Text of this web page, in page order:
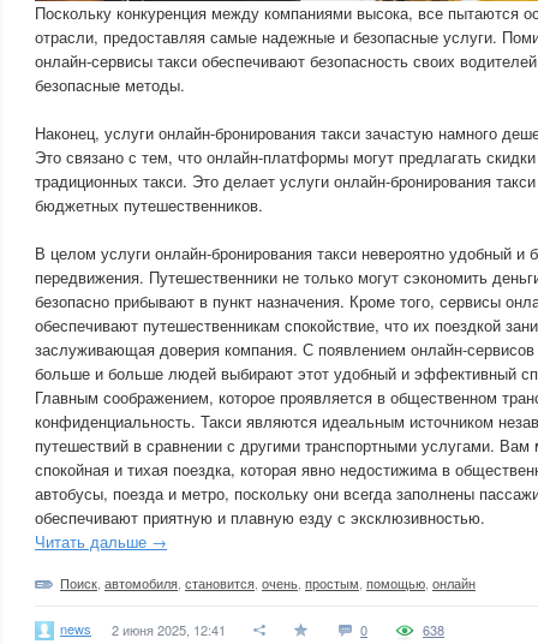
Поскольку конкуренция между компаниями высока, все пытаются
отрасли, предоставляя самые надежные и безопасные услуги.
онлайн-сервисы такси обеспечивают безопасность своих
безопасные методы.
Наконец, услуги онлайн-бронирования такси зачастую намного
Это связано с тем, что онлайн-платформы могут предлагать
традиционных такси. Это делает услуги онлайн-бронирования
бюджетных путешественников.
В целом услуги онлайн-бронирования такси невероятно удобный и
передвижения. Путешественники не только могут сэкономить
безопасно прибывают в пункт назначения. Кроме того, сервисы
обеспечивают путешественникам спокойствие, что их поездкой
заслуживающая доверия компания. С появлением онлайн-сервисов
больше и больше людей выбирают этот удобный и эффективный
Главным соображением, которое проявляется в общественном
конфиденциальность. Такси являются идеальным источником
путешествий в сравнении с другими транспортными услугами. Вам
спокойная и тихая поездка, которая явно недостижима в
автобусы, поезда и метро, поскольку они всегда заполнены
обеспечивают приятную и плавную езду с эксклюзивностью.
Читать дальше →
Поиск автомобиля становится очень простым помощью онлайн
news 2 июня 2025, 12:41 0 638